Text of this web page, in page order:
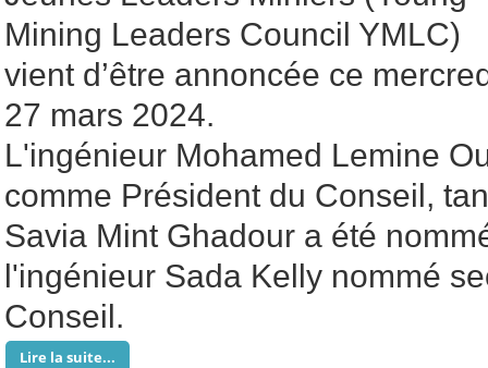
Mining Leaders Council YMLC)
vient d’être annoncée ce
27 mars 2024.
L'ingénieur Mohamed Lemine
comme Président du Conseil,
Savia Mint Ghadour a été
l'ingénieur Sada Kelly nommé
Conseil.
Lire la suite...